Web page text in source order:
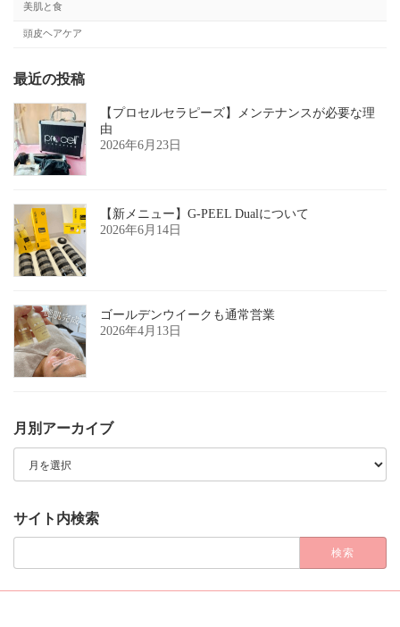
美肌と食
頭皮ヘアケア
最近の投稿
【プロセルセラピーズ】メンテナンスが必要な理
由
2026年6月23日
【新メニュー】G-PEEL Dualについて
2026年6月14日
ゴールデンウイークも通常営業
2026年4月13日
月別アーカイブ
月
イ
ブ
サイト内検索